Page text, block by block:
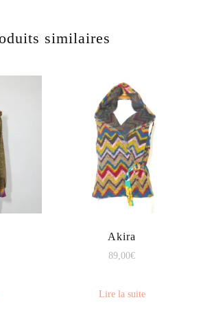
similaires
Akira
89,00€
Lire la suite